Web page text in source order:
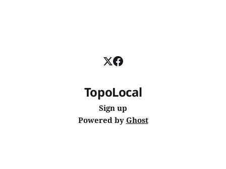
TopoLocal
Sign up
Powered by Ghost